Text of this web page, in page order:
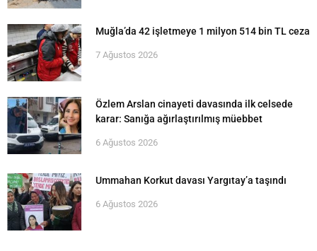
Muğla’da 42 işletmeye 1 milyon 514 bin TL ceza
7 Ağustos 2026
Özlem Arslan cinayeti davasında ilk celsede
karar: Sanığa ağırlaştırılmış müebbet
6 Ağustos 2026
Ummahan Korkut davası Yargıtay’a taşındı
6 Ağustos 2026